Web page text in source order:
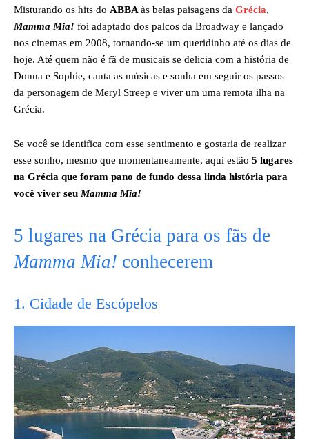
Misturando os hits do ABBAàs belas paisagens da Grécia,
Mamma Mia! foi adaptado dos palcos da Broadway e lançado
nos cinemas em 2008, tornando-se um queridinho até os dias de
hoje. Até quem não é fã de musicais se delicia com a história de
Donna e Sophie, canta as músicas e sonha em seguir os passos
da personagem de Meryl Streep e viver um uma remota ilha na
Grécia.
Se você se identifica com esse sentimento e gostaria de realizar
esse sonho, mesmo que momentaneamente, aqui estão 5 lugares
na Grécia que foram pano de fundo dessa linda história para
você viver seu Mamma Mia!
5 lugares na Grécia para os fãs de
Mamma Mia! conhecerem
1. Cidade de Escópelos